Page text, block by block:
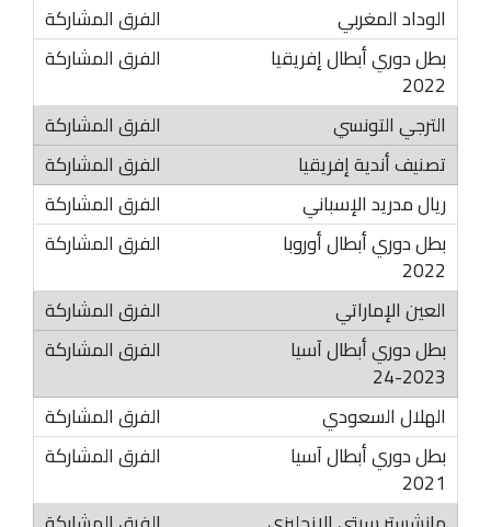
الوداد المغربي
بطل دوري أبطال إفريقيا
2022
الترجي التونسي
تصنيف أندية إفريقيا
ريال مدريد الإسباني
بطل دوري أبطال أوروبا
2022
العين الإماراتي
بطل دوري أبطال آسيا
2023-24
الهلال السعودي
بطل دوري أبطال آسيا
2021